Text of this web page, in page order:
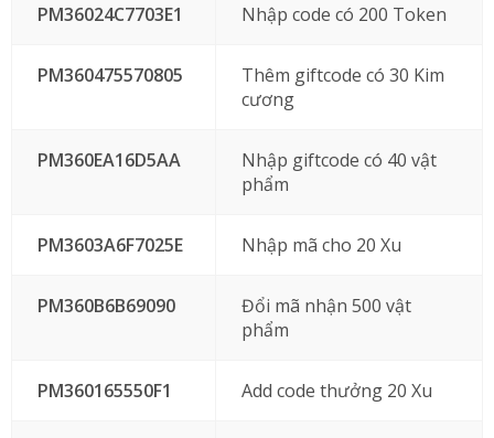
PM36024C7703E1 Nhập code có 200 Token
PM360475570805
Thêm giftcode có 30 Kim
cương
PM360EA16D5AA
Nhập giftcode có 40 vật
phẩm
PM3603A6F7025E Nhập mã cho 20 Xu
PM360B6B69090
Đổi mã nhận 500 vật
phẩm
PM360165550F1 Add code thưởng 20 Xu